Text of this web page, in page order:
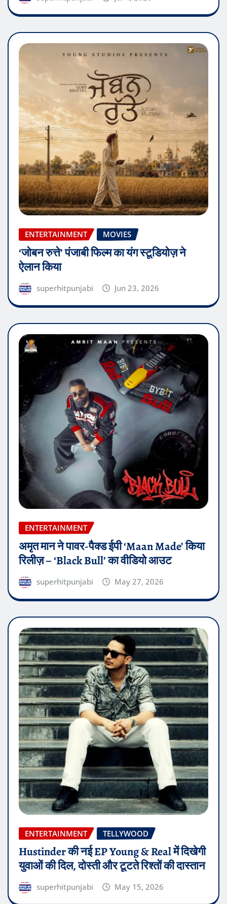
ENTERTAINMENT MOVIES
‘जोबन रुत्ते’ पंजाबी फिल्म का यंग स्टूडियोज़ ने
ऐलान किया
superhitpunjabi Jun 23, 2026
ENTERTAINMENT
अमृत मान ने पावर-पैक्ड ईपी ‘Maan Made’ किया
रिलीज़ – ‘Black Bull’ का वीडियो आउट
superhitpunjabi May 27, 2026
ENTERTAINMENT TELLYWOOD
Hustinder की नई EP Young & Real में दिखेगी
युवाओं की दिल, दोस्ती और टूटते रिश्तों की दास्तान
superhitpunjabi May 15, 2026